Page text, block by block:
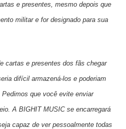
e presentes, mesmo depois que
militar e for designado para sua
cartas e presentes dos fãs chegar
difícil armazená-los e poderiam
que você evite enviar
A BIGHIT MUSIC se encarregará
capaz de ver pessoalmente todas